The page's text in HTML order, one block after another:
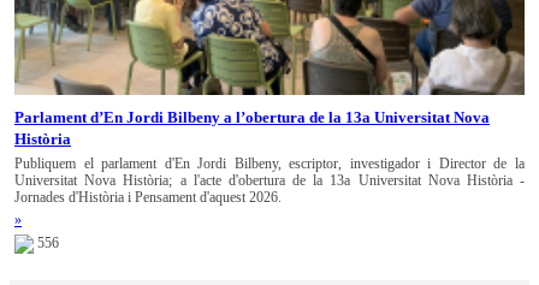
Parlament d’En Jordi Bilbeny a l’obertura de la 13a Universitat Nova
Història
Publiquem el parlament d'En Jordi Bilbeny, escriptor, investigador i Director de la
Universitat Nova Història; a l'acte d'obertura de la 13a Universitat Nova Història -
Jornades d'Història i Pensament d'aquest 2026.
»
556